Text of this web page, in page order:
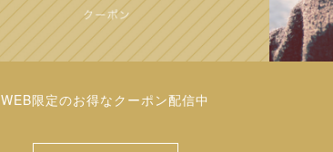
WEB限定のお得なクーポン配信中